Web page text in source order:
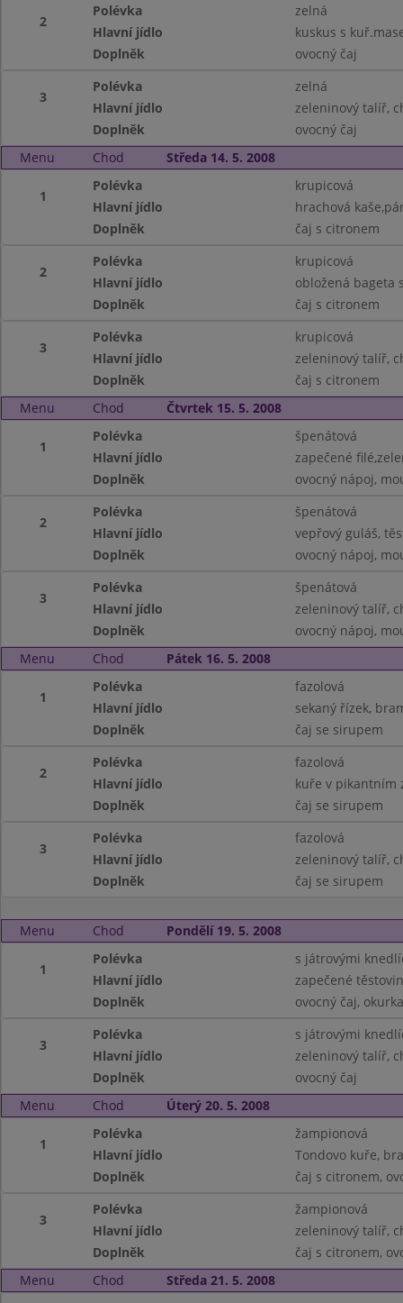
2
Polévka
zelná
Hlavní jídlo
kuskus s
Doplněk
ovocný čaj
3
Polévka
zelná
Hlavní jídlo
zeleninový talíř,
Doplněk
ovocný čaj
Menu
Chod Středa 14. 5. 2008
1
Polévka
krupicová
Hlavní jídlo
hrachová
Doplněk
čaj s citronem
2
Polévka
krupicová
Hlavní jídlo
obložená bageta
Doplněk
čaj s citronem
3
Polévka
krupicová
Hlavní jídlo
zeleninový talíř,
Doplněk
čaj s citronem
Menu
Chod Čtvrtek 15. 5. 2008
1
Polévka
špenátová
Hlavní jídlo
zapečené
Doplněk
ovocný nápoj,
2
Polévka
špenátová
Hlavní jídlo
vepřový guláš,
Doplněk
ovocný nápoj,
3
Polévka
špenátová
Hlavní jídlo
zeleninový talíř,
Doplněk
ovocný nápoj,
Menu
Chod Pátek 16. 5. 2008
1
Polévka
fazolová
Hlavní jídlo
sekaný řízek,
Doplněk
čaj se sirupem
2
Polévka
fazolová
Hlavní jídlo
kuře v pikantním
Doplněk
čaj se sirupem
3
Polévka
fazolová
Hlavní jídlo
zeleninový talíř,
Doplněk
čaj se sirupem
Menu Chod Pondělí 19. 5. 2008
1
Polévka
s játrovými
Hlavní jídlo
zapečené
Doplněk
ovocný čaj, okurka
3
Polévka
s játrovými
Hlavní jídlo
zeleninový talíř,
Doplněk
ovocný čaj
Menu
Chod Úterý 20. 5. 2008
1
Polévka
žampionová
Hlavní jídlo
Tondovo kuře,
Doplněk
čaj s citronem,
3
Polévka
žampionová
Hlavní jídlo
zeleninový talíř,
Doplněk
čaj s citronem,
Menu
Chod
Středa 21. 5. 2008